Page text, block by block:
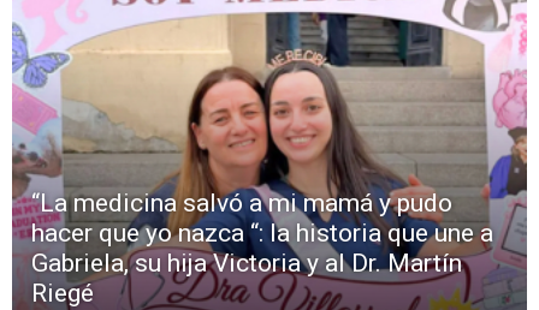
“La medicina salvó a mi mamá y pudo
hacer que yo nazca “: la historia que une a
Gabriela, su hija Victoria y al Dr. Martín
Riegé